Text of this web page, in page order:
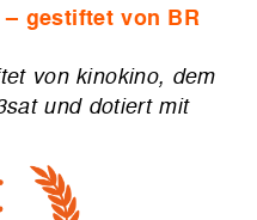
gestiftet von BR
von kinokino, dem
und dotiert mit